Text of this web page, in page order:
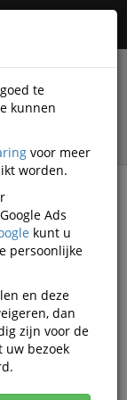
te
kunnen
voor meer
worden.
Ads
kunt u
persoonlijke
en deze
dan
zijn voor de
uw bezoek